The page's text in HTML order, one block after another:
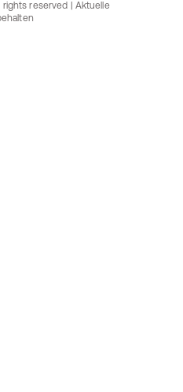
rights reserved | Aktuelle